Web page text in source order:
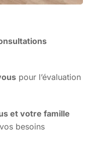
pour l’évaluation
et votre famille
besoins